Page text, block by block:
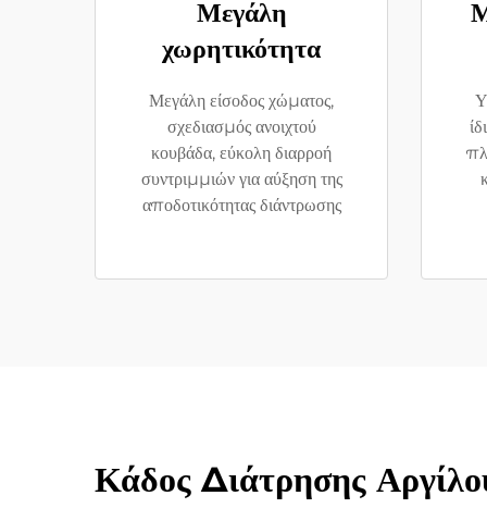
Μεγάλη
χωρητικότητα
Μεγάλη είσοδος χώματος,
σχεδιασμός ανοιχτού
κουβάδα, εύκολη διαρροή
συντριμμιών για αύξηση της
αποδοτικότητας διάντρωσης
Κάδος Διάτρησης